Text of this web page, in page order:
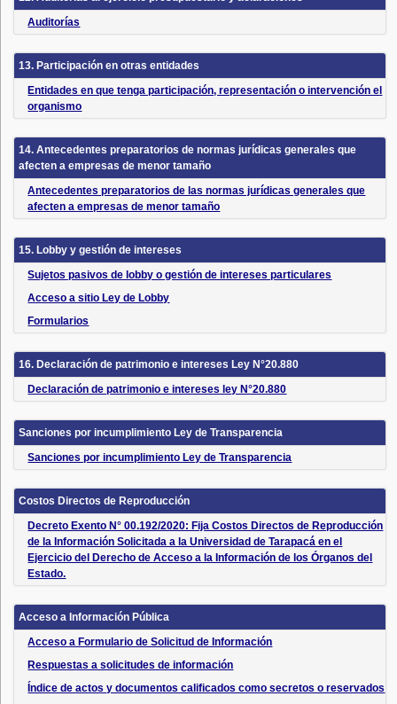
Auditorías
13. Participación en otras entidades
Entidades en que tenga participación, representación o intervención el
organismo
14. Antecedentes preparatorios de normas jurídicas generales que
afecten a empresas de menor tamaño
Antecedentes preparatorios de las normas jurídicas generales que
afecten a empresas de menor tamaño
15. Lobby y gestión de intereses
Sujetos pasivos de lobby o gestión de intereses particulares
Acceso a sitio Ley de Lobby
Formularios
16. Declaración de patrimonio e intereses Ley N°20.880
Declaración de patrimonio e intereses ley N°20.880
Sanciones por incumplimiento Ley de Transparencia
Sanciones por incumplimiento Ley de Transparencia
Costos Directos de Reproducción
Decreto Exento N° 00.192/2020: Fija Costos Directos de Reproducción
de la Información Solicitada a la Universidad de Tarapacá en el
Ejercicio del Derecho de Acceso a la Información de los Órganos del
Estado.
Acceso a Información Pública
Acceso a Formulario de Solicitud de Información
Respuestas a solicitudes de información
Índice de actos y documentos calificados como secretos o reservados